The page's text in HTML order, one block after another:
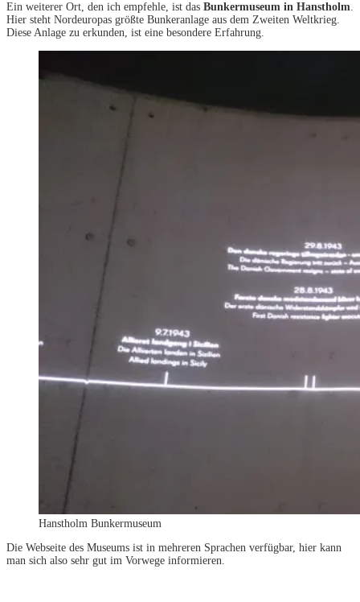
Ein weiterer Ort, den ich empfehle, ist das Bunkermuseum in Hanstholm.
Hier steht Nordeuropas größte Bunkeranlage aus dem Zweiten Weltkrieg.
Diese Anlage zu erkunden, ist eine besondere Erfahrung.
Hanstholm Bunkermuseum
Die Webseite des Museums ist in mehreren Sprachen verfügbar, hier kann
man sich also sehr gut im Vorwege informieren.